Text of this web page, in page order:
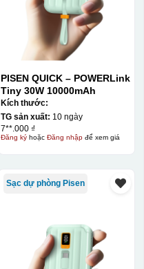
PISEN QUICK – POWERLink
Tiny 30W 10000mAh
Kích thước:
TG sản xuất: 10 ngày
7**.000 ₫
Đăng kýhoặc Đăng nhậpđể xem giá
Sạc dự phòng Pisen